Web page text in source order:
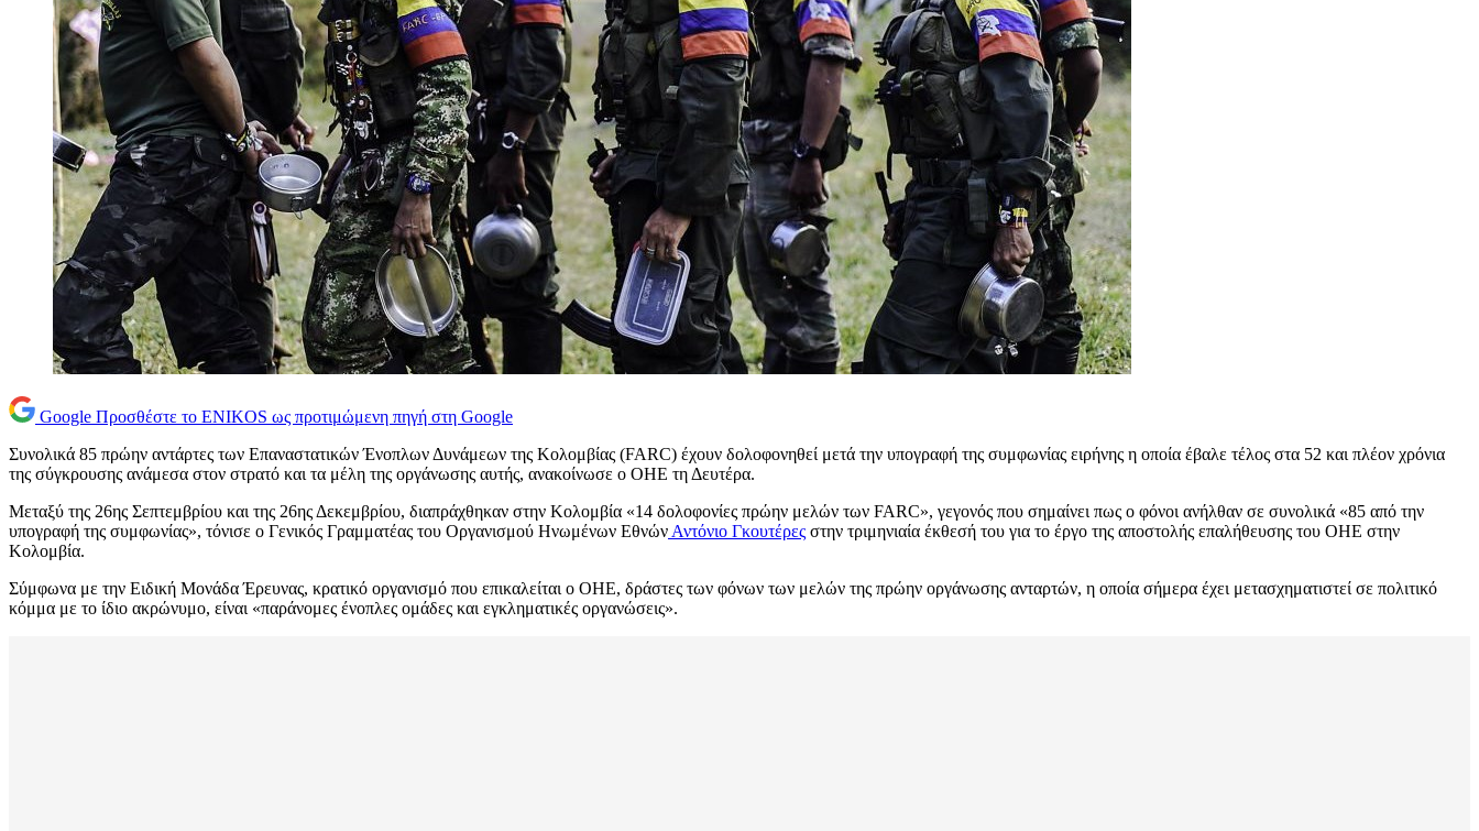
Google Προσθέστε το ENIKOS ως προτιμώμενη πηγή στη Google
Συνολικά 85 πρώην αντάρτες των Επαναστατικών Ένοπλων Δυνάμεων της Κολομβίας (FARC) έχουν δολοφονηθεί μετά την υπογραφή της συμφωνίας ειρήνης η οποία έβαλε τέλος στα 52 και πλέον χρόνια
της σύγκρουσης ανάμεσα στον στρατό και τα μέλη της οργάνωσης αυτής, ανακοίνωσε ο ΟΗΕ τη Δευτέρα.
Μεταξύ της 26ης Σεπτεμβρίου και της 26ης Δεκεμβρίου, διαπράχθηκαν στην Κολομβία «14 δολοφονίες πρώην μελών των FARC», γεγονός που σημαίνει πως ο φόνοι ανήλθαν σε συνολικά «85 από την
υπογραφή της συμφωνίας», τόνισε ο Γενικός Γραμματέας του Οργανισμού Ηνωμένων Εθνών Αντόνιο Γκουτέρες στην τριμηνιαία έκθεσή του για το έργο της αποστολής επαλήθευσης του ΟΗΕ στην
Κολομβία.
Σύμφωνα με την Ειδική Μονάδα Έρευνας, κρατικό οργανισμό που επικαλείται ο ΟΗΕ, δράστες των φόνων των μελών της πρώην οργάνωσης ανταρτών, η οποία σήμερα έχει μετασχηματιστεί σε πολιτικό
κόμμα με το ίδιο ακρώνυμο, είναι «παράνομες ένοπλες ομάδες και εγκληματικές οργανώσεις».